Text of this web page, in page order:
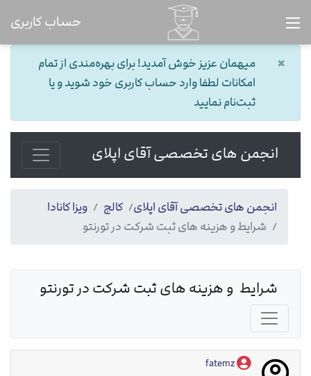
حساب کاربری
میهمان عزیز خوش آمدید! برای بهره‌مندی از تمام
امکانات لطفا وارد حساب کاربری خود شوید و یا
ثبت‌نام نمایید
×
انجمن های تخصصی آقای اپلای
انجمن های تخصصی آقای اپلای کالج
ویزا کانادا
شرایط و هزینه های ثبت شرکت در تورنتو​
شرایط  و هزینه های ثبت شرکت در تورنتو​
fatemz